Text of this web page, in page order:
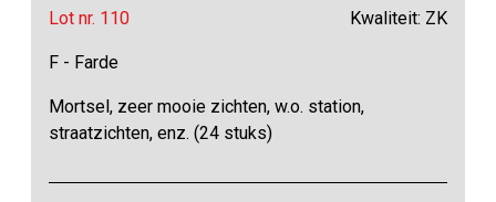
Lot nr. 110 Kwaliteit: ZK
F - Farde
Mortsel, zeer mooie zichten, w.o. station,
straatzichten, enz. (24 stuks)